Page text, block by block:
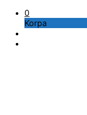
0
Korpa